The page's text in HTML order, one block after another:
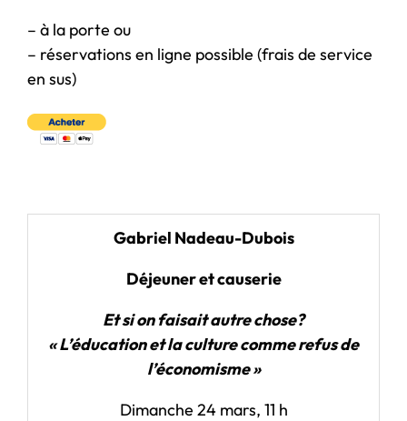
– à la porte ou
– réservations en ligne possible (frais de service
en sus)
Gabriel Nadeau-Dubois
Déjeuner et causerie
Et si on faisait autre chose?
«L’éducation et la culture comme refus de
l’économisme»
Dimanche 24 mars, 11 h